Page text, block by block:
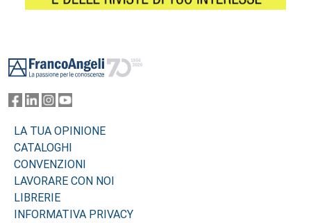
LA TUA OPINIONE
CATALOGHI
CONVENZIONI
LAVORARE CON NOI
LIBRERIE
INFORMATIVA PRIVACY